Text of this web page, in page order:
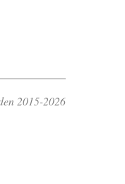
2015-2026